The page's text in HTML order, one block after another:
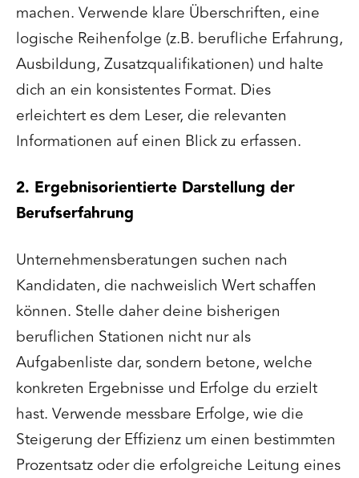
machen. Verwende klare Überschriften, eine
logische Reihenfolge (z.B. berufliche Erfahrung,
Ausbildung, Zusatzqualifikationen) und halte
dich an ein konsistentes Format. Dies
erleichtert es dem Leser, die relevanten
Informationen auf einen Blick zu erfassen.
2. Ergebnisorientierte Darstellung der
Berufserfahrung
Unternehmensberatungen suchen nach
Kandidaten, die nachweislich Wert schaffen
können. Stelle daher deine bisherigen
beruflichen Stationen nicht nur als
Aufgabenliste dar, sondern betone, welche
konkreten Ergebnisse und Erfolge du erzielt
hast. Verwende messbare Erfolge, wie die
Steigerung der Effizienz um einen bestimmten
Prozentsatz oder die erfolgreiche Leitung eines